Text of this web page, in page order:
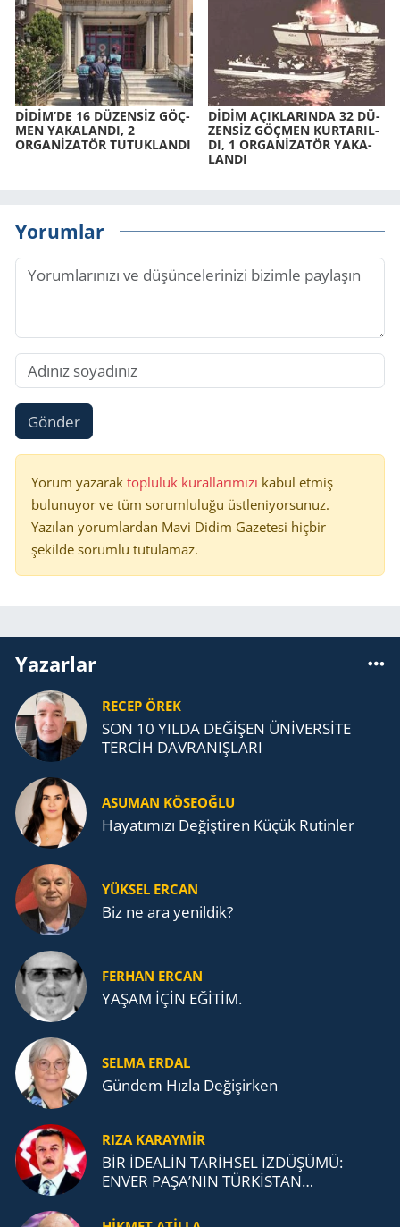
DİDİM’DE 16 DÜ­ZENSİZ GÖÇ­
MEN YA­KA­LAN­DI, 2
ORGANİZATÖR TU­TUK­LAN­DI
DİDİM AÇIK­LA­RIN­DA 32 DÜ­
ZENSİZ GÖÇ­MEN KUR­TA­RIL­
DI, 1 ORGANİZATÖR YA­KA­
LAN­DI
Yorumlar
Gönder
Yorum yazarak topluluk kurallarımızı kabul etmiş
bulunuyor ve tüm sorumluluğu üstleniyorsunuz.
Yazılan yorumlardan Mavi Didim Gazetesi hiçbir
şekilde sorumlu tutulamaz.
Yazarlar
RECEP ÖREK
SON 10 YILDA DEĞİŞEN ÜNİVERSİTE
TERCİH DAVRANIŞLARI
ASUMAN KÖSEOĞLU
Ha­ya­tı­mı­zı De­ğiş­ti­ren Küçük Ru­tin­ler
YÜKSEL ERCAN
Biz ne ara yenildik?
FERHAN ERCAN
YAŞAM İÇİN EĞİTİM.
SELMA ERDAL
Gündem Hızla Değişirken
RIZA KARAYMIR
BİR İDEALİN TARİHSEL İZDÜŞÜMÜ:
ENVER PAŞA’NIN TÜRKİSTAN
TEŞKİLATI’NA UZANAN MİRASI